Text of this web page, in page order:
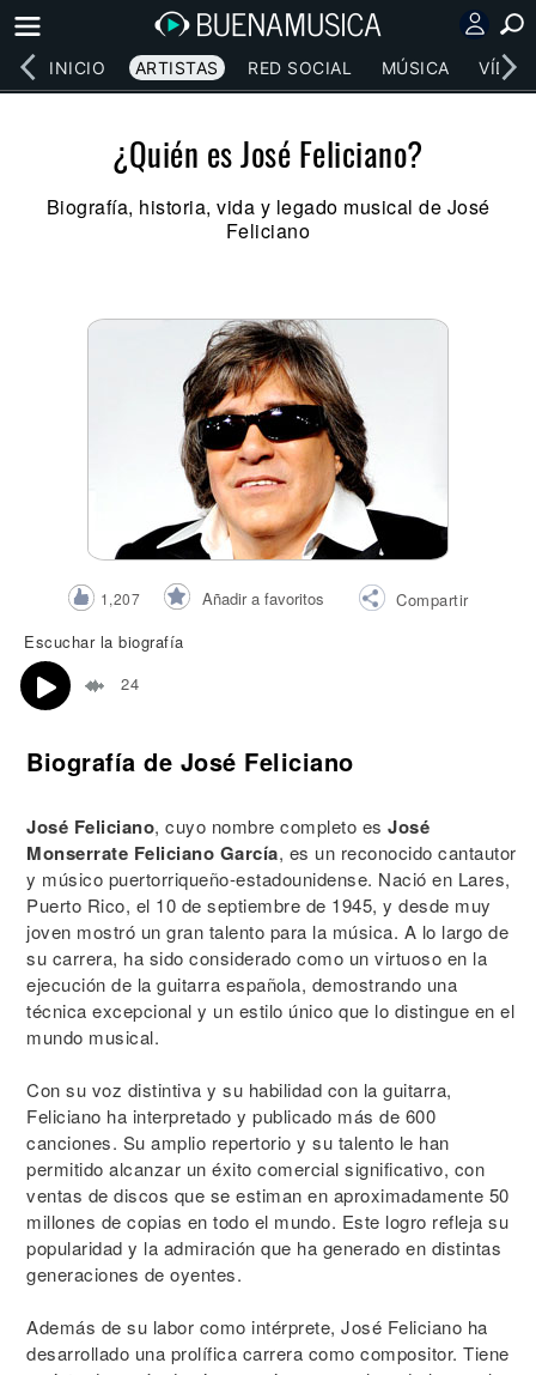
INICIO ARTISTAS RED SOCIAL MÚSICA
¿Quién es José Feliciano?
Biografía, historia, vida y legado musical de José
Feliciano
1,207 Añadir a favoritos
Compartir
Escuchar la biografía
24
Biografía de José Feliciano
José Feliciano, cuyo nombre completo es José
Monserrate Feliciano García, es un reconocido cantautor
y músico puertorriqueño-estadounidense. Nació en Lares,
Puerto Rico, el 10 de septiembre de 1945, y desde muy
joven mostró un gran talento para la música. A lo largo de
su carrera, ha sido considerado como un virtuoso en la
ejecución de la guitarra española, demostrando una
técnica excepcional y un estilo único que lo distingue en el
mundo musical.
Con su voz distintiva y su habilidad con la guitarra,
Feliciano ha interpretado y publicado más de 600
canciones. Su amplio repertorio y su talento le han
permitido alcanzar un éxito comercial significativo, con
ventas de discos que se estiman en aproximadamente 50
millones de copias en todo el mundo. Este logro refleja su
popularidad y la admiración que ha generado en distintas
generaciones de oyentes.
Además de su labor como intérprete, José Feliciano ha
desarrollado una prolífica carrera como compositor. Tiene